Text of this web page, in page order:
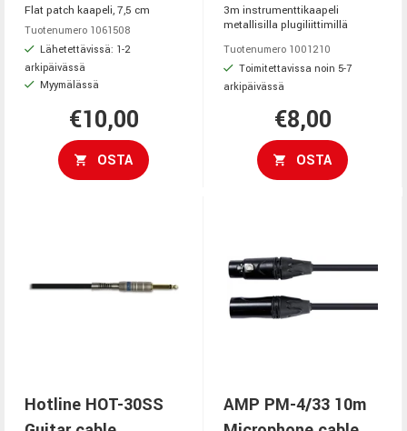
Flat patch kaapeli, 7,5 cm
Tuotenumero 1061508
Lähetettävissä: 1-2
arkipäivässä
Myymälässä
€10,00
OSTA
3m instrumenttikaapeli
metallisilla plugiliittimillä
Tuotenumero 1001210
Toimitettavissa noin 5-7
arkipäivässä
€8,00
OSTA
Hotline HOT-30SS
AMP PM-4/33 10m